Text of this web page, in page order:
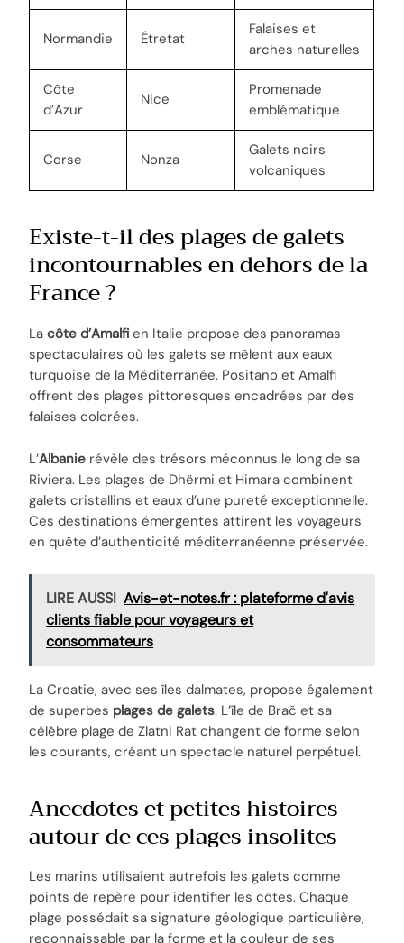
Normandie Étretat
Falaises et
arches naturelles
Côte
d’Azur
Nice
Promenade
emblématique
Corse Nonza
Galets noirs
volcaniques
Existe-t-il des plages de galets
incontournables en dehors de la
France ?
Lacôte d’Amalfi en Italie propose des panoramas
spectaculaires où les galets se mêlent aux eaux
turquoise de la Méditerranée. Positano et Amalfi
offrent des plages pittoresques encadrées par des
falaises colorées.
L’Albanie révèle des trésors méconnus le long de sa
Riviera. Les plages de Dhërmi et Himara combinent
galets cristallins et eaux d’une pureté exceptionnelle.
Ces destinations émergentes attirent les voyageurs
en quête d’authenticité méditerranéenne préservée.
LIRE AUSSI Avis-et-notes.fr : plateforme d'avis
clients fiable pour voyageurs et
consommateurs
La Croatie, avec ses îles dalmates, propose également
de superbes plages de galets. L’île de Brač et sa
célèbre plage de Zlatni Rat changent de forme selon
les courants, créant un spectacle naturel perpétuel.
Anecdotes et petites histoires
autour de ces plages insolites
Les marins utilisaient autrefois les galets comme
points de repère pour identifier les côtes. Chaque
plage possédait sa signature géologique particulière,
reconnaissable par la forme et la couleur de ses